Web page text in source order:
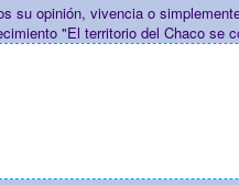
su opinión, vivencia o
"El territorio del Chaco se